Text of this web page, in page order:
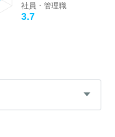
社員・管理職
3.7